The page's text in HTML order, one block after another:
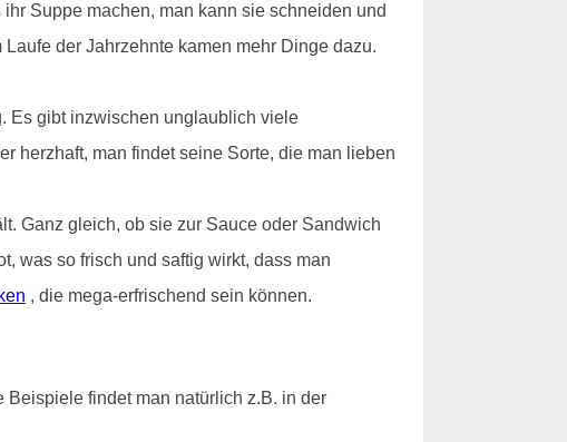
Suppe machen, man kann sie schneiden und
der Jahrzehnte kamen mehr Dinge dazu.
Es gibt inzwischen unglaublich viele
herzhaft, man findet seine Sorte, die man lieben
Ganz gleich, ob sie zur Sauce oder Sandwich
was so frisch und saftig wirkt, dass man
, die mega-erfrischend sein können.
findet man natürlich z.B. in der